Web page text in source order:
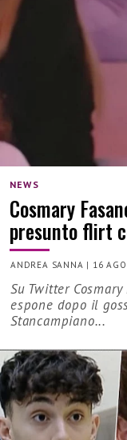
NEWS
Cosmary
presunto flirt
ANDREA SANNA | 16
Su Twitter
espone dopo il
Stancampiano...